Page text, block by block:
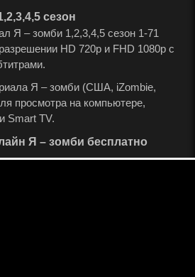
сезон
Я – зомби 1,2,3,4,5 сезон 1-71
HD 720p и FHD 1080p с
Я – зомби (США, iZombie,
просмотра на компьютере,
Smart TV.
Я – зомби бесплатно